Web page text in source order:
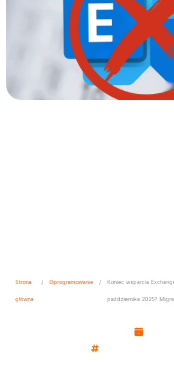
Strona
główna
/ Oprogramowanie / Koniec wsparcia
października 2025?